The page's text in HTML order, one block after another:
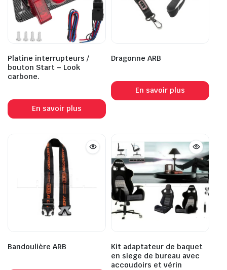
Platine interrupteurs /
bouton Start – Look
carbone.
En savoir plus
Dragonne ARB
En savoir plus
Bandoulière ARB
Kit adaptateur de baquet
en siege de bureau avec
accoudoirs et vérin